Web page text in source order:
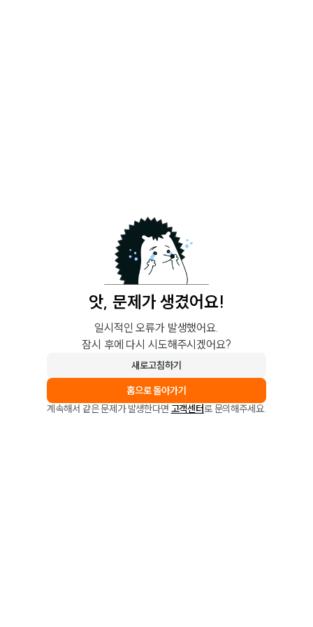
앗, 문제가 생겼어요!
일시적인 오류가 발생했어요.
잠시 후에 다시 시도해주시겠어요?
새로고침하기
홈으로 돌아가기
계속해서 같은 문제가 발생한다면 고객센터로 문의해주세요.